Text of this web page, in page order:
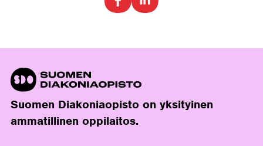
Suomen Diakoniaopisto on yksityinen
ammatillinen oppilaitos.